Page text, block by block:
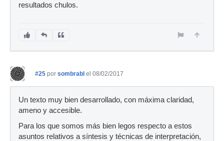
resultados chulos.
#25 por sombrabl el 08/02/2017
Un texto muy bien desarrollado, con máxima claridad,
ameno y accesible.
Para los que somos más bien legos respecto a estos
asuntos relativos a síntesis y técnicas de interpretación,